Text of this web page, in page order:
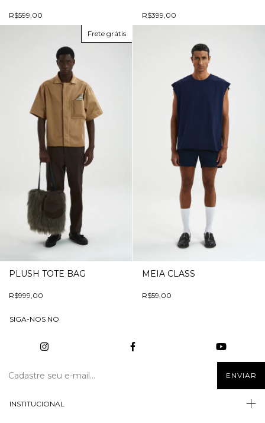
R$599,00 R$399,00
Frete grátis
PLUSH TOTE BAG
R$999,00
MEIA CLASS
R$59,00
SIGA-NOS NO
INSTITUCIONAL